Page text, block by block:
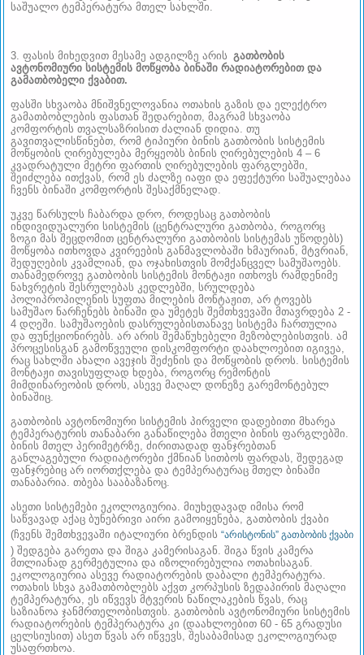
საშუალო ტემპერატურა მთელ სახლში.
3. ფასის მიხედვით მესამე ადგილზე არის გათბობის
ავტონომიური სისტემის მოწყობა ბინაში რადიატორებით და
გამათბობელი ქვაბით.
ფასში სხვაობა მნიშვნელოვანია ოთახის გაზის და ელექტრო
გამათბობლების ფასთან შედარებით, მაგრამ სხვაობა
კომფორტის თვალსაზრისით ძალიან დიდია. თუ
გავითვალისწინებთ, რომ ტიპიური ბინის გათბობის სისტემის
მოწყობის ღირებულება მერყეობს ბინის ღირებულების 4 – 6
კვადრატული მეტრი ფართის ღირებულების ფარგლებში,
შეიძლება ითქვას, რომ ეს ძალზე იაფი და ეფექტური საშუალებაა
ჩვენს ბინაში კომფორტის შესაქმნელად.
უკვე წარსულს ჩაბარდა დრო, როდესაც გათბობის
ინდივიდუალური სისტემის (ცენტრალური გათბობა, როგორც
ზოგი მას შეცდომით ცენტრალური გათბობის სისტემას უწოდებს)
მოწყობა ითხოვდა კვირეების განმავლობაში ხმაურიან, მტვრიან,
შედუღების კვამლიან, და ოჯახისთვის მომქანცველ სამუშაოებს.
თანამედროვე გათბობის სისტემის მონტაჟი ითხოვს რამდენიმე
ნახვრეტის შესრულებას კედლებში, სრულდება
პოლიპროპილენის სუფთა მილების მონტაჟით, არ ტოვებს
სამუშაო ნარჩენებს ბინაში და უმეტეს შემთხვევაში მთავრდება 2 -
4 დღეში. სამუშაოების დასრულებისთანავე სისტემა ჩართულია
და ფუნქციონირებს. არ არის შემაწუხებელი მეზობლებისთვის. ამ
პროცესისგან გამოწვეული დისკომფორტი დაახლოებით იგივეა,
რაც სახლში ახალი ავეჯის შეძენის და მოწყობის დროს. სისტემის
მონტაჟი თავისუფლად ხდება, როგორც რემონტის
მიმდინარეობის დროს, ასევე მაღალ დონეზე გარემონტებულ
ბინაშიც.
გათბობის ავტონომიური სისტემის პირველი დადებითი მხარეა
ტემპერატურის თანაბარი განაწილება მთელი ბინის ფარგლებში.
ბინის მთელ პერიმეტრზე, ძირითადად ფანჯრებთან
განლაგებული რადიატორები ქმნიან სითბოს ფარდას, შედეგად
ფანჯრებიც არ იორთქლება და ტემპერატურაც მთელ ბინაში
თანაბარია. თბება სააბაზანოც.
ასეთი სისტემები ეკოლოგიურია. მიუხედავად იმისა რომ
საწვავად აქაც ბუნებრივი აირი გამოიყენება, გათბობის ქვაბი
(ჩვენს შემთხვევაში იტალიური ბრენდის “არისტონის” გათბობის ქვაბი
) შედგება გარეთა და შიგა კამერისაგან. შიგა წვის კამერა
მთლიანად გერმეტულია და იზოლირებულია ოთახისაგან.
ეკოლოგიურია ასევე რადიატორების დაბალი ტემპერატურა.
ოთახის სხვა გამათბობლებს აქვთ კორპუსის ზედაპირის მაღალი
ტემპერატურა, ეს იწვევს მტვერის ნაწილაკების წვას, რაც
საზიანოა ჯანმრთელობისთვის. გათბობის ავტონომიური სისტემის
რადიატორების ტემპერატურა კი (დაახლოებით 60 - 65 გრადუსი
ცელსიუსით) ასეთ წვას არ იწვევს, შესაბამისად ეკოლოგიურად
უსაფრთხოა.